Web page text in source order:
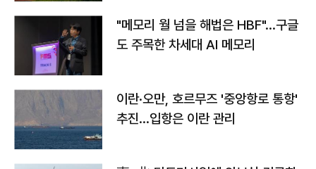
"메모리 월 넘을 해법은 HBF"…구글
도 주목한 차세대 AI 메모리
이란·오만, 호르무즈 '중앙항로 통항'
추진…입항은 이란 관리